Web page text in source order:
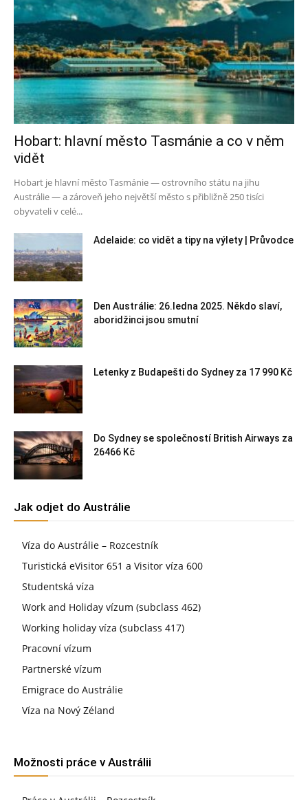
Hobart: hlavní město Tasmánie a co v něm
vidět
Hobart je hlavní město Tasmánie — ostrovního státu na jihu
Austrálie — a zároveň jeho největší město s přibližně 250 tisíci
obyvateli v celé...
Adelaide: co vidět a tipy na výlety | Průvodce
Den Austrálie: 26.ledna 2025. Někdo slaví,
aboridžinci jsou smutní
Letenky z Budapešti do Sydney za 17 990 Kč
Do Sydney se společností British Airways za
26466 Kč
Jak odjet do Austrálie
Víza do Austrálie – Rozcestník
Turistická eVisitor 651 a Visitor víza 600
Studentská víza
Work and Holiday vízum (subclass 462)
Working holiday víza (subclass 417)
Pracovní vízum
Partnerské vízum
Emigrace do Austrálie
Víza na Nový Zéland
Možnosti práce v Austrálii